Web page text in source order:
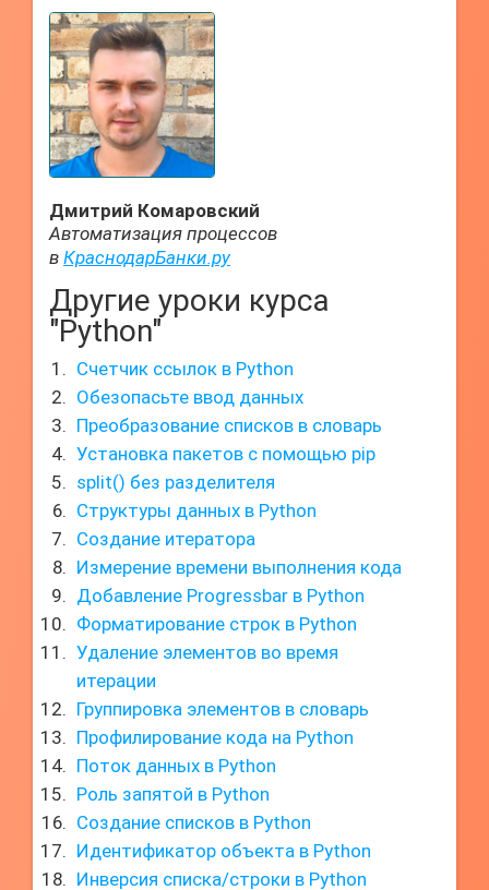
Дмитрий Комаровский
Автоматизация процессов
в КраснодарБанки.ру
Другие уроки курса
"Python"
Счетчик ссылок в Python
Обезопасьте ввод данных
Преобразование списков в словарь
Установка пакетов с помощью pip
split() без разделителя
Структуры данных в Python
Создание итератора
Измерение времени выполнения кода
Добавление Progressbar в Python
Форматирование строк в Python
Удаление элементов во время
итерации
Группировка элементов в словарь
Профилирование кода на Python
Поток данных в Python
Роль запятой в Python
Создание списков в Python
Идентификатор объекта в Python
Инверсия списка/строки в Python